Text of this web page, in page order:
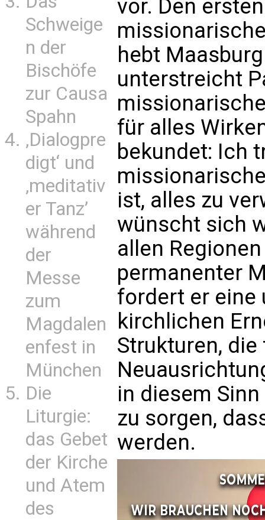
Schweige
n der
Bischöfe
zur Causa
Spahn
‚Dialogpre
digt‘ und
‚meditativ
er Tanz’
während
der
Messe
zum
Magdalen
enfest in
München
Die
Liturgie:
das Gebet
der Kirche
und Atem
des
vor. Den ersten
missionarische
hebt
unterstreicht
für alles
bekundet: Ich
ist, alles zu
wünscht sich
allen
permanenter
fordert er eine
kirchlichen
Strukturen,
in diesem
zu sorgen,
werden.